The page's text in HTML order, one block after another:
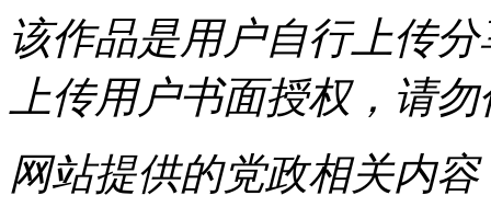
该作品是用户自行上传
上传用户书面授权，请
网站提供的党政相关内